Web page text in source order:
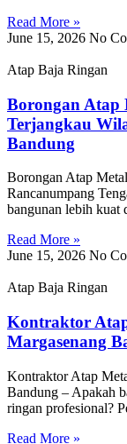
Read More »
June 15, 2026 No
Atap Baja Ringan
Borongan Atap
Terjangkau
Bandung
Borongan Atap
Rancanumpang
bangunan lebih kuat
Read More »
June 15, 2026 No
Atap Baja Ringan
Kontraktor
Margasenang
Kontraktor Atap
Bandung – Apakah
ringan profesional?
Read More »